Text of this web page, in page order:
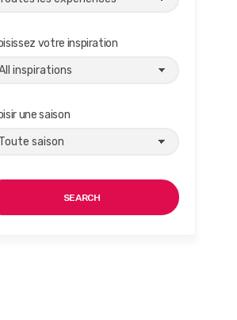
votre inspiration
une saison
SEARCH